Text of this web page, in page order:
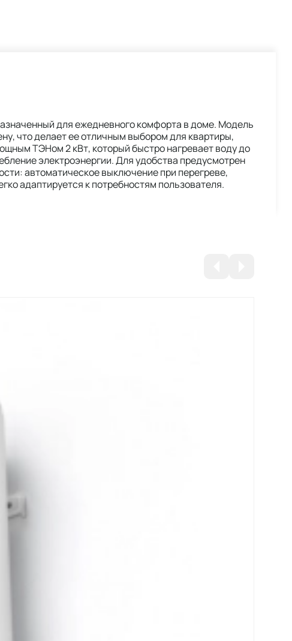
для ежедневного комфорта в доме. Модель
что делает ее отличным выбором для квартиры,
ТЭНом 2 кВт, который быстро нагревает воду до
электроэнергии. Для удобства предусмотрен
автоматическое выключение при перегреве,
адаптируется к потребностям пользователя.